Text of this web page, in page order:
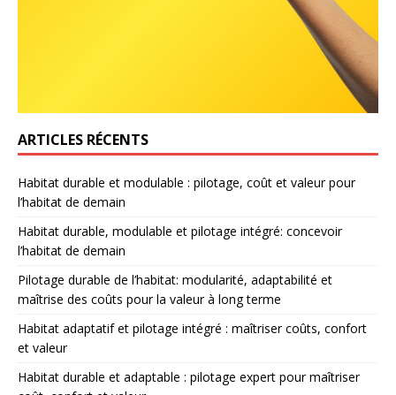
ARTICLES RÉCENTS
Habitat durable et modulable : pilotage, coût et valeur pour
l’habitat de demain
Habitat durable, modulable et pilotage intégré: concevoir
l’habitat de demain
Pilotage durable de l’habitat: modularité, adaptabilité et
maîtrise des coûts pour la valeur à long terme
Habitat adaptatif et pilotage intégré : maîtriser coûts, confort
et valeur
Habitat durable et adaptable : pilotage expert pour maîtriser